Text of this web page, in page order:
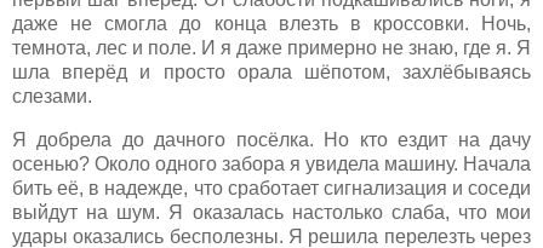
даже не смогла до конца влезть в кроссовки. Ночь,
темнота, лес и поле. И я даже примерно не знаю, где я. Я
шла вперёд и просто орала шёпотом, захлёбываясь
слезами.
Я добрела до дачного посёлка. Но кто ездит на дачу
осенью? Около одного забора я увидела машину. Начала
бить её, в надежде, что сработает сигнализация и соседи
выйдут на шум. Я оказалась настолько слаба, что мои
удары оказались бесполезны. Я решила перелезть через